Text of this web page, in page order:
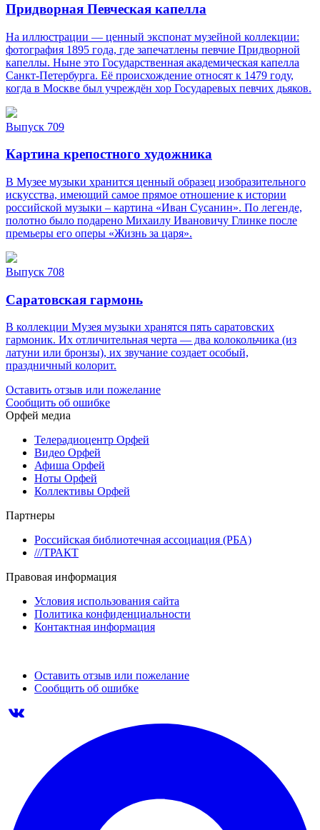
Придворная Певческая капелла
На иллюстрации — ценный экспонат музейной коллекции:
фотография 1895 года, где запечатлены певчие Придворной
капеллы. Ныне это Государственная академическая капелла
Санкт‑Петербурга. Её происхождение относят к 1479 году,
когда в Москве был учреждён хор Государевых певчих дьяков.
Выпуск 709
Картина крепостного художника
В Музее музыки хранится ценный образец изобразительного
искусства, имеющий самое прямое отношение к истории
российской музыки – картина «Иван Сусанин». По легенде,
полотно было подарено Михаилу Ивановичу Глинке после
премьеры его оперы «Жизнь за царя».
Выпуск 708
Саратовская гармонь
В коллекции Музея музыки хранятся пять саратовских
гармоник. Их отличительная черта — два колокольчика (из
латуни или бронзы), их звучание создает особый,
праздничный колорит.
Оставить отзыв или пожелание
Сообщить об ошибке
Орфей медиа
Телерадиоцентр Орфей
Видео Орфей
Афиша Орфей
Ноты Орфей
Коллективы Орфей
Партнеры
Российская библиотечная ассоциация (РБА)
///ТРАКТ
Правовая информация
Условия использования сайта
Политика конфиденциальности
Контактная информация
Оставить отзыв или пожелание
Сообщить об ошибке